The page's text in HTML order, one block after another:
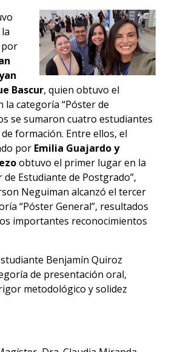
Bascur, quien obtuvo el
la categoría “Póster de
se sumaron cuatro estudiantes
formación. Entre ellos, el
por Emilia Guajardo y
obtuvo el primer lugar en la
de Estudiante de Postgrado”,
Neguiman alcanzó el tercer
“Póster General”, resultados
importantes reconocimientos
Benjamín Quiroz
de presentación oral,
metodológico y solidez